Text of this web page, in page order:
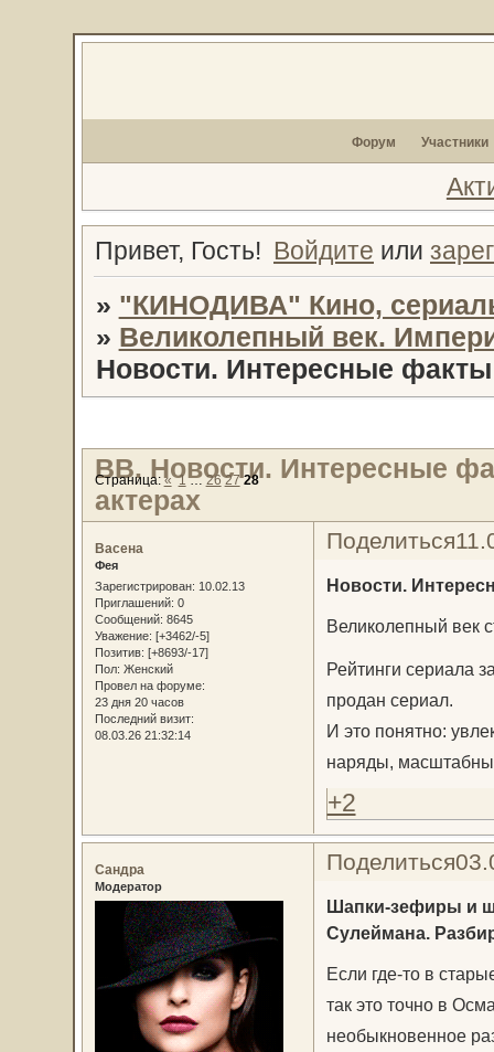
Форум Участники
Привет, Гость! Войдите или
» "КИНОДИВА" Кино,
» Великолепный век.
Новости. Интересные факты
ВВ. Новости. Интересные
актерах
Страница:« 1 … 26 27 28
Поделиться
Васена
Фея
Зарегистрирован: 10.02.13
Приглашений: 0
Сообщений: 8645
Уважение: [+3462/-5]
Позитив: [+8693/-17]
Пол: Женский
Провел на форуме:
23 дня 20 часов
Последний визит:
08.03.26 21:32:14
Новости.
Великолепный век
Рейтинги сериала
продан сериал.
И это понятно:
наряды,
+2
Поделиться
Сандра
Модератор
Шапки-зефиры и
Сулеймана.
Если где-то в
так это точно в
необыкновенное